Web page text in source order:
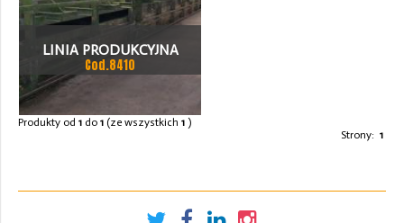
LINIA PRODUKCYJNA
PANELE SANDWICH
Cod.8410
Produkty od 1 do 1 (ze wszystkich 1 )
Strony: 1